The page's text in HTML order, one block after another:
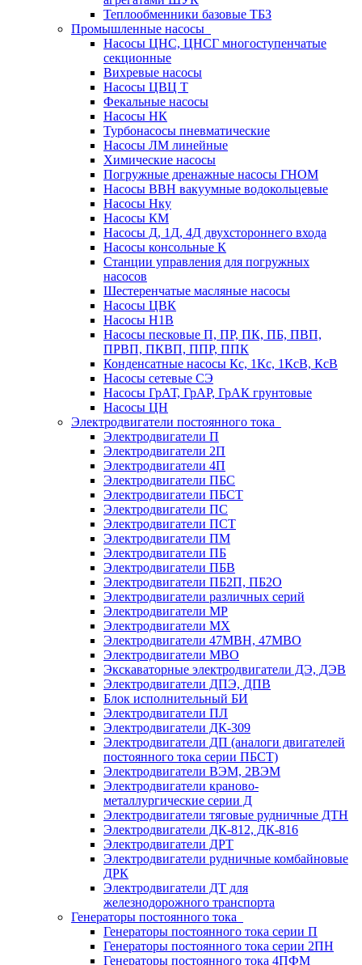
Теплообменники базовые ТБЗ
Промышленные насосы
Насосы ЦНС, ЦНСГ многоступенчатые
секционные
Вихревые насосы
Насосы ЦВЦ Т
Фекальные насосы
Насосы НК
Турбонасосы пневматические
Насосы ЛМ линейные
Химические насосы
Погружные дренажные насосы ГНОМ
Насосы ВВН вакуумные водокольцевые
Насосы Нку
Насосы КМ
Насосы Д, 1Д, 4Д двухстороннего входа
Насосы консольные К
Станции управления для погружных
насосов
Шестеренчатые масляные насосы
Насосы ЦВК
Насосы Н1В
Насосы песковые П, ПР, ПК, ПБ, ПВП,
ПРВП, ПКВП, ППР, ППК
Конденсатные насосы Кс, 1Кс, 1КсВ, КсВ
Насосы сетевые СЭ
Насосы ГрАТ, ГрАР, ГрАК грунтовые
Насосы ЦН
Электродвигатели постоянного тока
Электродвигатели П
Электродвигатели 2П
Электродвигатели 4П
Электродвигатели ПБС
Электродвигатели ПБСТ
Электродвигатели ПС
Электродвигатели ПСТ
Электродвигатели ПМ
Электродвигатели ПБ
Электродвигатели ПБВ
Электродвигатели ПБ2П, ПБ2О
Электродвигатели различных серий
Электродвигатели МР
Электродвигатели MX
Электродвигатели 47MBH, 47МВО
Электродвигатели MBO
Экскаваторные электродвигатели ДЭ, ДЭВ
Электродвигатели ДПЭ, ДПВ
Блок исполнительный БИ
Электродвигатели ПЛ
Электродвигатели ДК-309
Электродвигатели ДП (аналоги двигателей
постоянного тока серии ПБСТ)
Электродвигатели ВЭМ, 2ВЭМ
Электродвигатели краново-
металлургические серии Д
Электродвигатели тяговые рудничные ДТН
Электродвигатели ДК-812, ДК-816
Электродвигатели ДРТ
Электродвигатели рудничные комбайновые
ДРК
Электродвигатели ДТ для
железнодорожного транспорта
Генераторы постоянного тока
Генераторы постоянного тока серии П
Генераторы постоянного тока серии 2ПН
Генераторы постоянного тока 4ПФМ